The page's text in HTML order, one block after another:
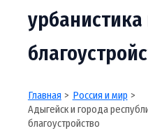
урбанистика
Главная
Россия и мир
Адыгейск и города
благоустройство